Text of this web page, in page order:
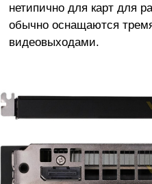
нетипично для карт для
обычно оснащаются
видеовыходами.